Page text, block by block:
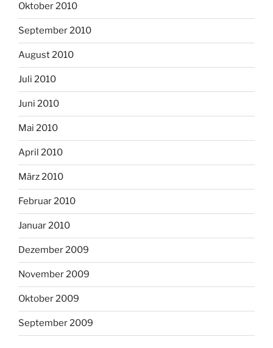
Oktober 2010
September 2010
August 2010
Juli 2010
Juni 2010
Mai 2010
April 2010
März 2010
Februar 2010
Januar 2010
Dezember 2009
November 2009
Oktober 2009
September 2009